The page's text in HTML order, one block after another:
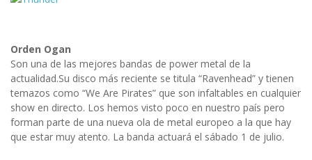
Orden Ogan
Son una de las mejores bandas de power metal de la
actualidad.Su disco más reciente se titula “Ravenhead” y tienen
temazos como “We Are Pirates” que son infaltables en cualquier
show en directo. Los hemos visto poco en nuestro país pero
forman parte de una nueva ola de metal europeo a la que hay
que estar muy atento. La banda actuará el sábado 1 de julio.